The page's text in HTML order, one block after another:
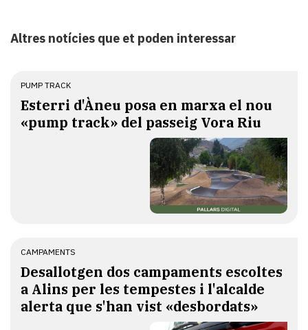
Altres notícies que et poden interessar
PUMP TRACK
Esterri d'Àneu posa en marxa el nou
«pump track» del passeig Vora Riu
CAMPAMENTS
​Desallotgen dos campaments escoltes
a Alins per les tempestes i l'alcalde
alerta que s'han vist «desbordats»